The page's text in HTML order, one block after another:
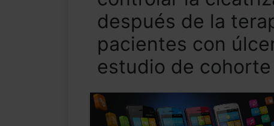
después de la
pacientes con
estudio de